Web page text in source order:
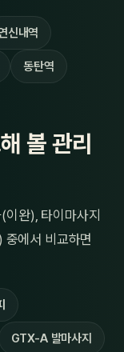
신내역
동탄역
볼 관리
이완), 타이마사지
에서 비교하면
GTX-A 발마사지